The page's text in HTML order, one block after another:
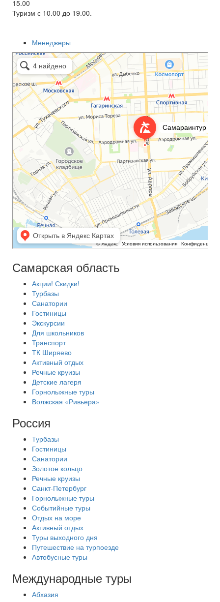
15.00
Туризм с 10.00 до 19.00.
Менеджеры
Самараинтур
Турагентство в Самаре
Авиабилеты в Самаре
Самарская область
Акции! Скидки!
Турбазы
Санатории
Гостиницы
Экскурсии
Для школьников
Транспорт
ТК Ширяево
Активный отдых
Речные круизы
Детские лагеря
Горнолыжные туры
Волжская «Ривьера»
Россия
Турбазы
Гостиницы
Санатории
Золотое кольцо
Речные круизы
Санкт-Петербург
Горнолыжные туры
Событийные туры
Отдых на море
Активный отдых
Туры выходного дня
Путешествие на турпоезде
Автобусные туры
Международные туры
Абхазия